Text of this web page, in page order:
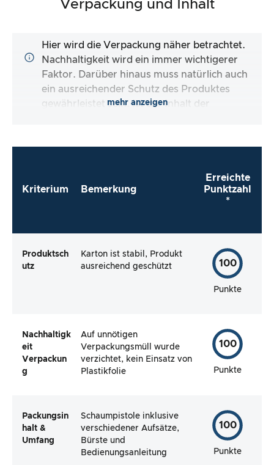
Verpackung und Inhalt
Hier wird die Verpackung näher betrachtet.
Nachhaltigkeit wird ein immer wichtigerer
Faktor. Darüber hinaus muss natürlich auch
ein ausreichender Schutz des Produktes
gewährleistet sein. Ist der Inhalt der
direkt zu verwenden?
mehr anzeigen
Kriterium Bemerkung
Erreichte
Punktzahl
*
Produktsch
utz
Karton ist stabil, Produkt
ausreichend geschützt
100
Punkte
Nachhaltigk
eit
Verpackun
g
Auf unnötigen
Verpackungsmüll wurde
verzichtet, kein Einsatz von
Plastikfolie
100
Punkte
Packungsin
halt &
Umfang
Schaumpistole inklusive
verschiedener Aufsätze,
Bürste und
Bedienungsanleitung
100
Punkte